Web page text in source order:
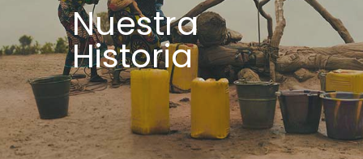
Nuestra
Historia